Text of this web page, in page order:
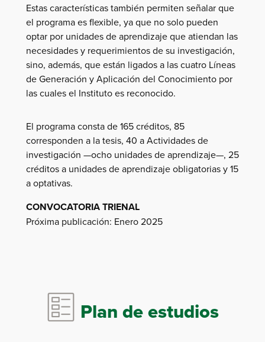
Estas características también permiten señalar que
el programa es flexible, ya que no solo pueden
optar por unidades de aprendizaje que atiendan las
necesidades y requerimientos de su investigación,
sino, además, que están ligados a las cuatro Líneas
de Generación y Aplicación del Conocimiento por
las cuales el Instituto es reconocido.
El programa consta de 165 créditos, 85
corresponden a la tesis, 40 a Actividades de
investigación —ocho unidades de aprendizaje—, 25
créditos a unidades de aprendizaje obligatorias y 15
a optativas.
CONVOCATORIA TRIENAL
Próxima publicación: Enero 2025
Plan de estudios